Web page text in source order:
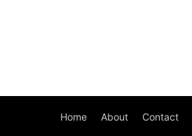
Home About Contact